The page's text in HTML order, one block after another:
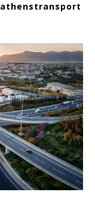
athenstransport